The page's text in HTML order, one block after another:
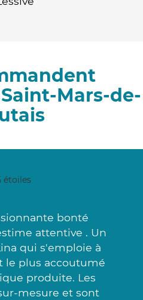
Mars-de-
bonté
attentive . Un
qui s'emploie à
le plus accoutumé
produite. Les
mesure et sont